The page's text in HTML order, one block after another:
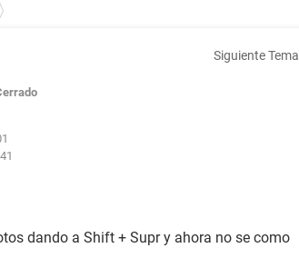
Siguiente Tema
dando a Shift + Supr y ahora no se como